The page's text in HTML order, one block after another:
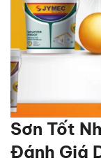
Sơn Tốt
Đánh Giá